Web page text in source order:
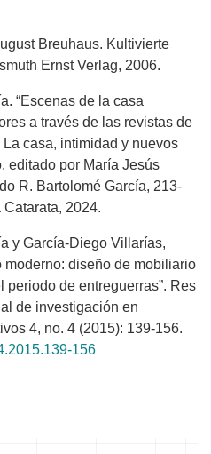
Breuhaus. Kultivierte
Ernst Verlag, 2006.
“Escenas de la casa
a través de las revistas de
casa, intimidad y nuevos
editado por María Jesús
R. Bartolomé García, 213-
2024.
y García-Diego Villarías,
moderno: diseño de mobiliario
de entreguerras”. Res
de investigación en
4, no. 4 (2015): 139-156.
156